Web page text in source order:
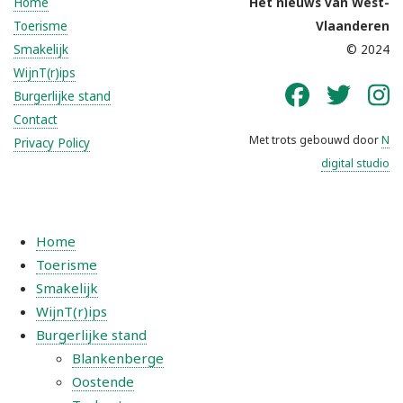
Toerisme
Smakelijk
WijnT(r)ips
Burgerlijke stand
Contact
Privacy Policy
Vlaanderen
© 2024
Met trots gebouwd doorN
digital studio
Home
Toerisme
Smakelijk
WijnT(r)ips
Burgerlijke stand
Blankenberge
Oostende